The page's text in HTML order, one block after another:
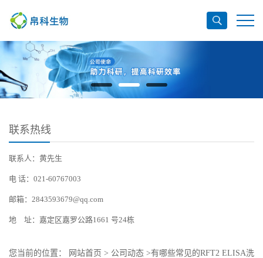
联系热线
联系人：黄先生
电 话：021-60767003
邮箱：2843593679@qq.com
地 址：嘉定区嘉罗公路1661 号24栋
您当前的位置： 网站首页 > 公司动态 >有哪些常见的RFT2 ELISA洗